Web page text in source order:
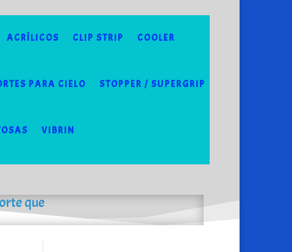
ACRÍLICOS CLIP STRIP COOLER
PARA CIELO STOPPER / SUPERGRIP
VIBRIN
que